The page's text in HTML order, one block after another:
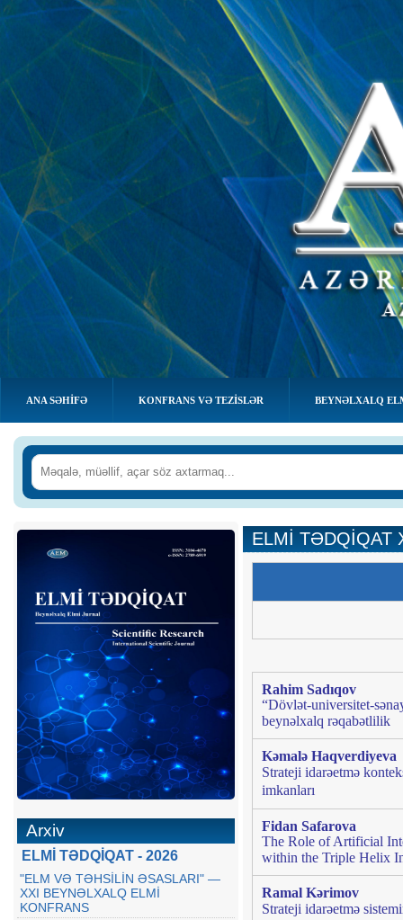
ANA SƏHIFƏ KONFRANS VƏ TEZİSLƏR BEYNƏLXALQ
Arxiv
ELMİ TƏDQİQAT - 2026
"ELM VƏ TƏHSİLİN ƏSASLARI" —
XXI BEYNƏLXALQ ELMİ
KONFRANS
ELMİ TƏDQİQAT
Rahim Sadıqov
“Dövlət-universitet-
beynəlxalq rəqabətlilik
Kəmalə Haqverdiyeva
Strateji idarəetmə
imkanları
Fidan Safarova
The Role of Artificial
within the Triple Helix
Ramal Kərimov
Strateji idarəetmə